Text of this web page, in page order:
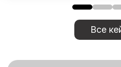
Все